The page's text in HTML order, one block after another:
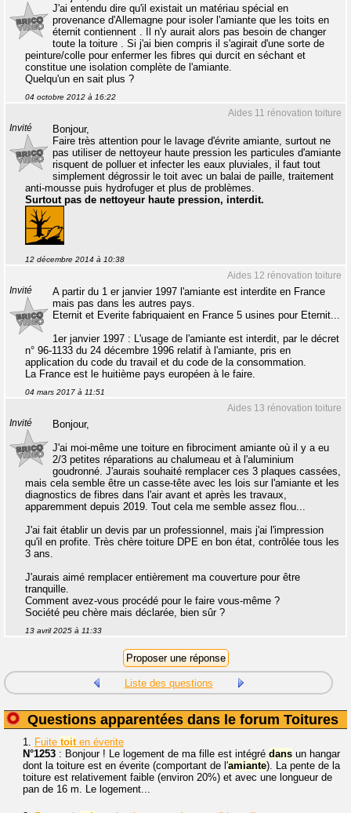
J'ai entendu dire qu'il existait un matériau spécial en
provenance d'Allemagne pour isoler l'amiante que les toits en
éternit contiennent . Il n'y aurait alors pas besoin de changer
toute la toiture . Si j'ai bien compris il s'agirait d'une sorte de
peinture/colle pour enfermer les fibres qui durcit en séchant et
constitue une isolation complète de l'amiante.
Quelqu'un en sait plus ?
04 octobre 2012 à 16:22
Aides 11 rénovation toiture
Invité
Bonjour,
Faire très attention pour le lavage d'évrite amiante, surtout ne
pas utiliser de nettoyeur haute pression les particules d'amiante
risquent de polluer et infecter les eaux pluviales, il faut tout
simplement dégrossir le toit avec un balai de paille, traitement
anti-mousse puis hydrofuger et plus de problèmes.
Surtout pas de nettoyeur haute pression, interdit.
12 décembre 2014 à 10:38
Aides 12 rénovation toiture
Invité
A partir du 1 er janvier 1997 l'amiante est interdite en France
mais pas dans les autres pays.
Eternit et Everite fabriquaient en France 5 usines pour Eternit...
1er janvier 1997 : L'usage de l'amiante est interdit, par le décret
n° 96-1133 du 24 décembre 1996 relatif à l'amiante, pris en
application du code du travail et du code de la consommation.
La France est le huitième pays européen à le faire.
04 mars 2017 à 11:51
Aides 13 rénovation toiture
Invité
Bonjour,
J'ai moi-même une toiture en fibrociment amiante où il y a eu
2/3 petites réparations au chalumeau et à l'aluminium
goudronné. J'aurais souhaité remplacer ces 3 plaques cassées,
mais cela semble être un casse-tête avec les lois sur l'amiante et les
diagnostics de fibres dans l'air avant et après les travaux,
apparemment depuis 2019. Tout cela me semble assez flou...
J'ai fait établir un devis par un professionnel, mais j'ai l'impression
qu'il en profite. Très chère toiture DPE en bon état, contrôlée tous les
3 ans.
J'aurais aimé remplacer entièrement ma couverture pour être
tranquille.
Comment avez-vous procédé pour le faire vous-même ?
Société peu chère mais déclarée, bien sûr ?
13 avril 2025 à 11:33
Liste des questions
Questions apparentées dans le forum Toitures
1. Fuite toiten éverite
N°1253 : Bonjour ! Le logement de ma fille est intégré dans un hangar
dont la toiture est en éverite (comportant de l'amiante). La pente de la
toiture est relativement faible (environ 20%) et avec une longueur de
pan de 16 m. Le logement...